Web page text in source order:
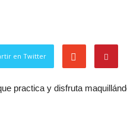
en Twitter
practica y disfruta